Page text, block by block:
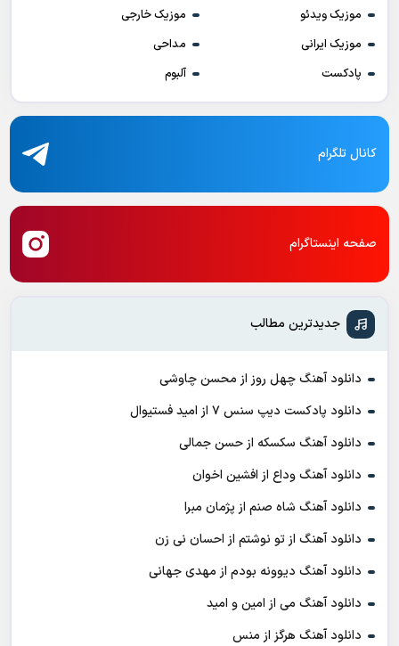
موزیک ویدئو
موزیک خارجی
موزیک ایرانی
مداحی
پادکست
آلبوم
کانال تلگرام
صفحه اینستاگرام
جدیدترین مطالب
دانلود آهنگ چهل روز از محسن چاوشی
دانلود پادکست ديپ سنس ۷ از اميد فستيوال
دانلود آهنگ سکسکه از حسن جمالی
دانلود آهنگ وداع از افشين اخوان
دانلود آهنگ شاه صنم از پژمان مبرا
دانلود آهنگ از تو نوشتم از احسان نی زن
دانلود آهنگ دیوونه بودم از مهدی جهانی
دانلود آهنگ می از امین و امید
دانلود آهنگ هرگز از منس